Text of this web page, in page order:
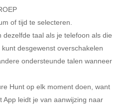
of tijd te selecteren.
dezelfde taal als je telefoon als die
desgewenst overschakelen
ondersteunde talen wanneer
Hunt op elk moment doen, want
App leidt je van aanwijzing naar